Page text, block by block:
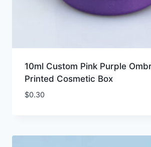
10ml Custom Pink Purple
Printed Cosmetic Box
$0.30